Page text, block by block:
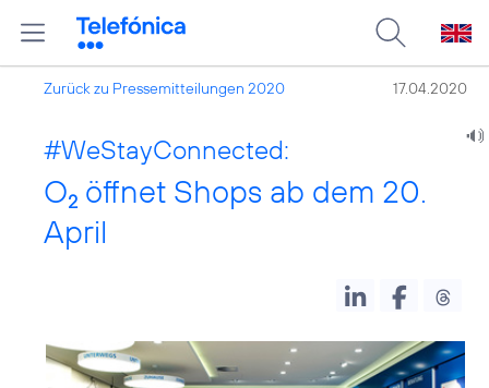
Zurück zu Pressemitteilungen 2020 17.04.2020
#WeStayConnected:
O2 öffnet Shops ab dem 20.
April